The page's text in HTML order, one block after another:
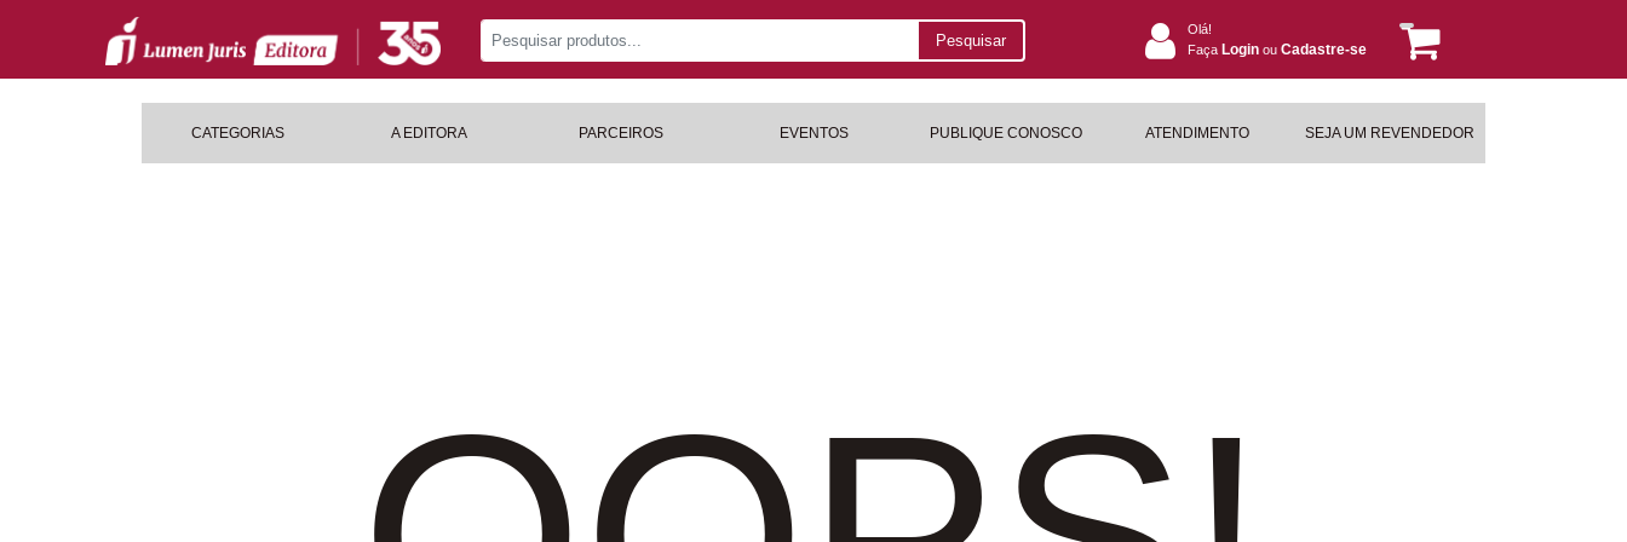
Pesquisar
Olá!
Faça Login ou Cadastre-se
CATEGORIAS A EDITORA PARCEIROS EVENTOS PUBLIQUE CONOSCO ATENDIMENTO SEJA UM REVENDEDOR